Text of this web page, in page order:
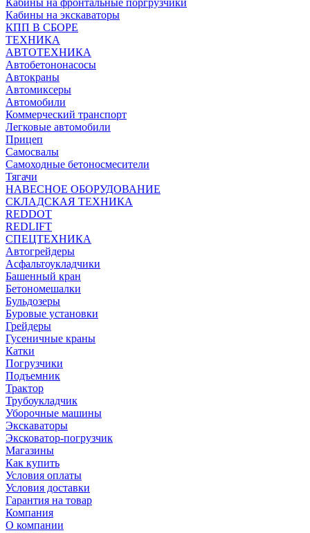
Кабины на фронтальные поргрузчики
Кабины на экскаваторы
КПП В СБОРЕ
ТЕХНИКА
АВТОТЕХНИКА
Автобетононасосы
Автокраны
Автомиксеры
Автомобили
Коммерческий транспорт
Легковые автомобили
Прицеп
Самосвалы
Самоходные бетоносмесители
Тягачи
НАВЕСНОЕ ОБОРУДОВАНИЕ
СКЛАДСКАЯ ТЕХНИКА
REDDOT
REDLIFT
СПЕЦТЕХНИКА
Автогрейдеры
Асфальтоукладчики
Башенный кран
Бетономешалки
Бульдозеры
Буровые установки
Грейдеры
Гусеничные краны
Катки
Погрузчики
Подъемник
Трактор
Трубоукладчик
Уборочные машины
Экскаваторы
Эксковатор-погрузчик
Магазины
Как купить
Условия оплаты
Условия доставки
Гарантия на товар
Компания
О компании